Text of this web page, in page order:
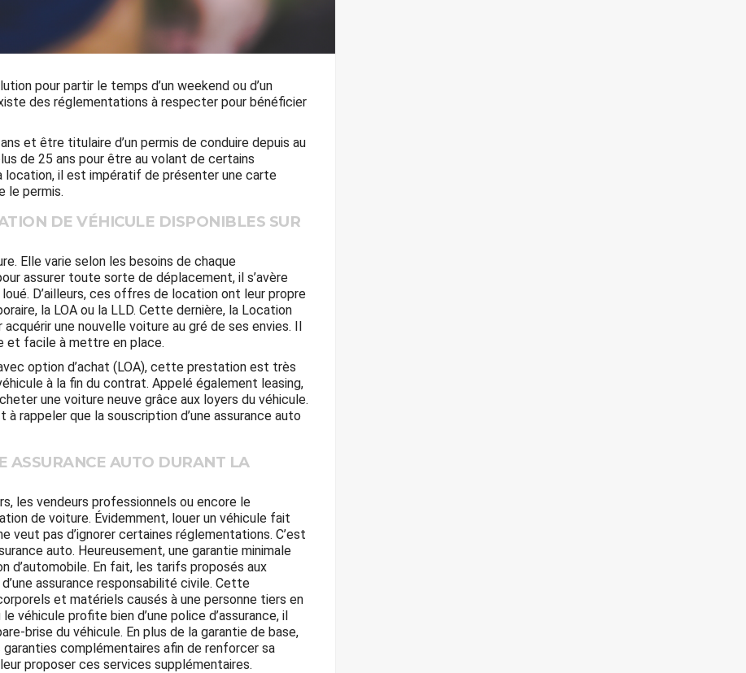
pour partir le temps d’un weekend ou d’un
des réglementations à respecter pour bénéficier
et être titulaire d’un permis de conduire depuis au
de 25 ans pour être au volant de certains
location, il est impératif de présenter une carte
le permis.
DE VÉHICULE DISPONIBLES SUR
Elle varie selon les besoins de chaque
assurer toute sorte de déplacement, il s’avère
D’ailleurs, ces offres de location ont leur propre
la LOA ou la LLD. Cette dernière, la Location
une nouvelle voiture au gré de ses envies. Il
et facile à mettre en place.
option d’achat (LOA), cette prestation est très
à la fin du contrat. Appelé également leasing,
une voiture neuve grâce aux loyers du véhicule.
rappeler que la souscription d’une assurance auto
ASSURANCE AUTO DURANT LA
les vendeurs professionnels ou encore le
de voiture. Évidemment, louer un véhicule fait
veut pas d’ignorer certaines réglementations. C’est
auto. Heureusement, une garantie minimale
d’automobile. En fait, les tarifs proposés aux
assurance responsabilité civile. Cette
et matériels causés à une personne tiers en
véhicule profite bien d’une police d’assurance, il
brise du véhicule. En plus de la garantie de base,
complémentaires afin de renforcer sa
proposer ces services supplémentaires.